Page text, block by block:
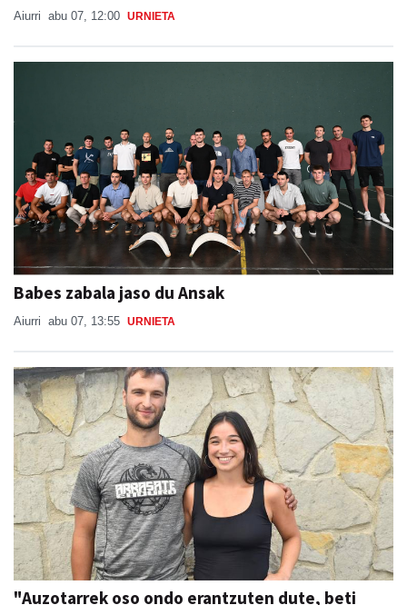
Aiurri abu 07, 12:00 URNIETA
Babes zabala jaso du Ansak
Aiurri abu 07, 13:55 URNIETA
"Auzotarrek oso ondo erantzuten dute, beti